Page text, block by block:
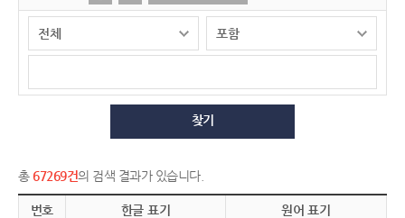
찾기
총 67269건의 검색 결과가 있습니다.
번호 한글 표기 원어 표기